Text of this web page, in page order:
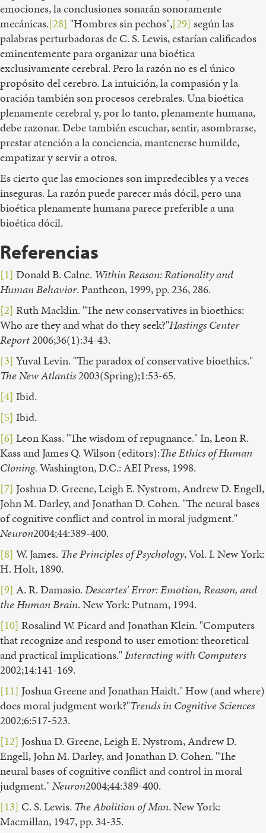
emociones, la conclusiones sonarán sonoramente
mecánicas.[28] "Hombres sin pechos",[29] según las
palabras perturbadoras de C. S. Lewis, estarían calificados
eminentemente para organizar una bioética
exclusivamente cerebral. Pero la razón no es el único
propósito del cerebro. La intuición, la compasión y la
oración también son procesos cerebrales. Una bioética
plenamente cerebral y, por lo tanto, plenamente humana,
debe razonar. Debe también escuchar, sentir, asombrarse,
prestar atención a la conciencia, mantenerse humilde,
empatizar y servir a otros.
Es cierto que las emociones son impredecibles y a veces
inseguras. La razón puede parecer más dócil, pero una
bioética plenamente humana parece preferible a una
bioética dócil.
Referencias
[1] Donald B. Calne. Within Reason: Rationality and
Human Behavior. Pantheon, 1999, pp. 236, 286.
[2] Ruth Macklin. "The new conservatives in bioethics:
Who are they and what do they seek?"Hastings Center
Report2006;36(1):34-43.
[3] Yuval Levin. "The paradox of conservative bioethics."
The New Atlantis2003(Spring);1:53-65.
[4] Ibid.
[5] Ibid.
[6] Leon Kass. "The wisdom of repugnance." In, Leon R.
Kass and James Q. Wilson (editors):The Ethics of Human
Cloning.Washington, D.C.: AEI Press, 1998.
[7] Joshua D. Greene, Leigh E. Nystrom, Andrew D. Engell,
John M. Darley, and Jonathan D. Cohen. "The neural bases
of cognitive conflict and control in moral judgment."
Neuron2004;44:389-400.
[8] W. James. The Principles of Psychology, Vol. I. New York:
H. Holt, 1890.
[9] A. R. Damasio.Descartes' Error: Emotion, Reason, and
the Human Brain. New York: Putnam, 1994.
[10] Rosalind W. Picard and Jonathan Klein. "Computers
that recognize and respond to user emotion: theoretical
and practical implications."Interacting with Computers
2002;14:141-169.
[11] Joshua Greene and Jonathan Haidt." How (and where)
does moral judgment work?"Trends in Cognitive Sciences
2002;6:517-523.
[12] Joshua D. Greene, Leigh E. Nystrom, Andrew D.
Engell, John M. Darley, and Jonathan D. Cohen. "The
neural bases of cognitive conflict and control in moral
judgment."Neuron2004;44:389-400.
[13] C. S. Lewis. The Abolition of Man. New York:
Macmillan, 1947, pp. 34-35.